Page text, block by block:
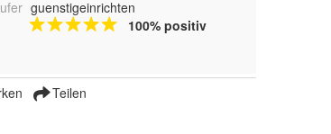
guenstigeinrichten
100% positiv
Teilen